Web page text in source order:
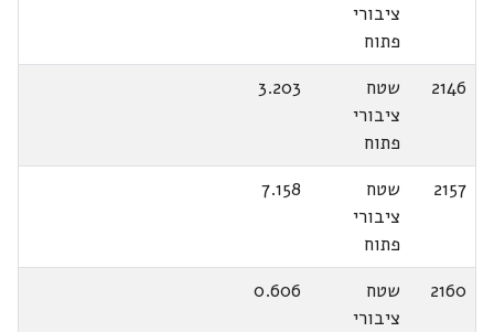
ציבורי
פתוח
2146
שטח
ציבורי
פתוח
3.203
2157
שטח
ציבורי
פתוח
7.158
2160
שטח
ציבורי
0.606